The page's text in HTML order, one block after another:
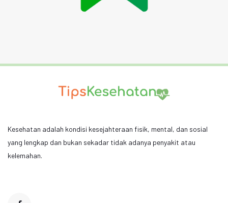
Kesehatan adalah kondisi kesejahteraan fisik, mental, dan sosial
yang lengkap dan bukan sekadar tidak adanya penyakit atau
kelemahan.